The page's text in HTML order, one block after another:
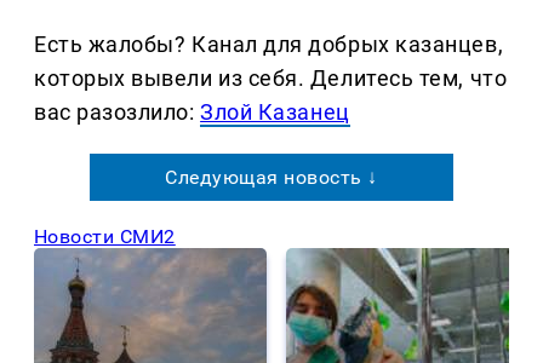
Есть жалобы? Канал для добрых казанцев,
которых вывели из себя. Делитеcь тем, что
вас разозлило:Злой Казанец
Следующая новость ↓
Новости СМИ2